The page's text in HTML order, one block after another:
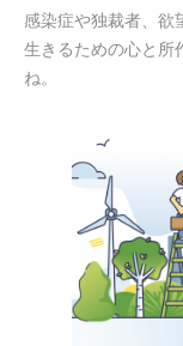
感染症や独裁者、欲
生きるための心と所
ね。